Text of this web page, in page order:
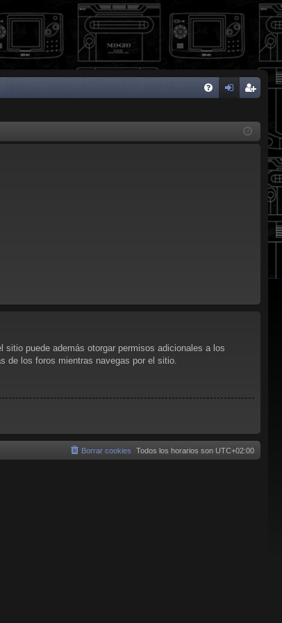
ist
puede además otorgar permisos adicionales a los
de los foros mientras navegas por el sitio.
Todos los horarios son UTC+02:00
Borrar cookies